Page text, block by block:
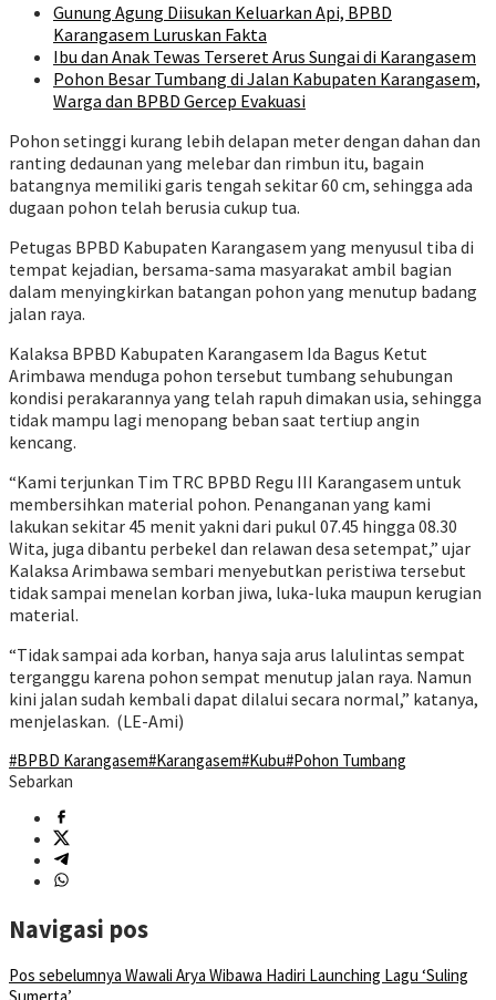
Gunung Agung Diisukan Keluarkan Api, BPBD
Karangasem Luruskan Fakta
Ibu dan Anak Tewas Terseret Arus Sungai di Karangasem
Pohon Besar Tumbang di Jalan Kabupaten Karangasem,
Warga dan BPBD Gercep Evakuasi
Pohon setinggi kurang lebih delapan meter dengan dahan dan
ranting dedaunan yang melebar dan rimbun itu, bagain
batangnya memiliki garis tengah sekitar 60 cm, sehingga ada
dugaan pohon telah berusia cukup tua.
Petugas BPBD Kabupaten Karangasem yang menyusul tiba di
tempat kejadian, bersama-sama masyarakat ambil bagian
dalam menyingkirkan batangan pohon yang menutup badang
jalan raya.
Kalaksa BPBD Kabupaten Karangasem Ida Bagus Ketut
Arimbawa menduga pohon tersebut tumbang sehubungan
kondisi perakarannya yang telah rapuh dimakan usia, sehingga
tidak mampu lagi menopang beban saat tertiup angin
kencang.
“Kami terjunkan Tim TRC BPBD Regu III Karangasem untuk
membersihkan material pohon. Penanganan yang kami
lakukan sekitar 45 menit yakni dari pukul 07.45 hingga 08.30
Wita, juga dibantu perbekel dan relawan desa setempat,” ujar
Kalaksa Arimbawa sembari menyebutkan peristiwa tersebut
tidak sampai menelan korban jiwa, luka-luka maupun kerugian
material.
“Tidak sampai ada korban, hanya saja arus lalulintas sempat
terganggu karena pohon sempat menutup jalan raya. Namun
kini jalan sudah kembali dapat dilalui secara normal,” katanya,
menjelaskan. (LE-Ami)
#BPBD Karangasem#Karangasem#Kubu#Pohon Tumbang
Sebarkan
Navigasi pos
Pos sebelumnya Wawali Arya Wibawa Hadiri Launching Lagu ‘Suling